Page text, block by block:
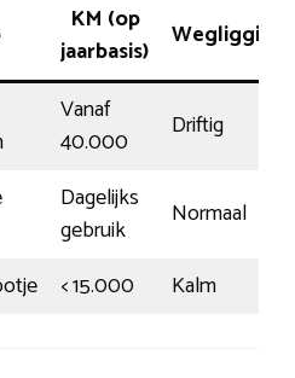
KM (op
jaarbasis)
Wegligging
Vanaf
40.000
Driftig
Dagelijks
gebruik
Normaal
< 15.000 Kalm